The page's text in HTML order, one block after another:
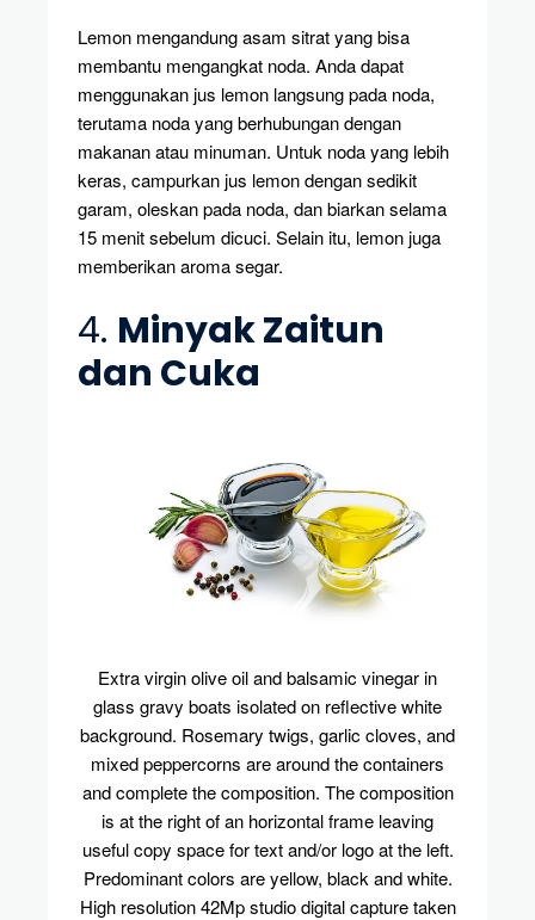
Lemon mengandung asam sitrat yang bisa
membantu mengangkat noda. Anda dapat
menggunakan jus lemon langsung pada noda,
terutama noda yang berhubungan dengan
makanan atau minuman. Untuk noda yang lebih
keras, campurkan jus lemon dengan sedikit
garam, oleskan pada noda, dan biarkan selama
15 menit sebelum dicuci. Selain itu, lemon juga
memberikan aroma segar.
4. Minyak Zaitun
dan Cuka
Extra virgin olive oil and balsamic vinegar in
glass gravy boats isolated on reflective white
background. Rosemary twigs, garlic cloves, and
mixed peppercorns are around the containers
and complete the composition. The composition
is at the right of an horizontal frame leaving
useful copy space for text and/or logo at the left.
Predominant colors are yellow, black and white.
High resolution 42Mp studio digital capture taken